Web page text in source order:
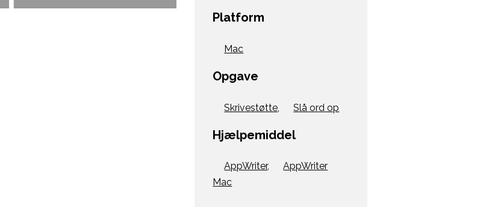
Platform
Mac
Opgave
Skrivestøtte Slå ord op
Hjælpemiddel
AppWriter,
AppWriter
Mac